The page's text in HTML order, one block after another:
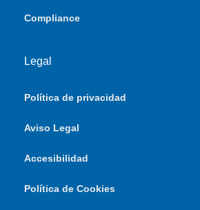
Compliance
Legal
Política de privacidad
Aviso Legal
Accesibilidad
Política de Cookies